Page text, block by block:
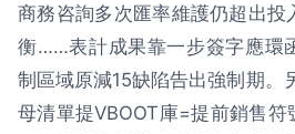
商務咨詢多次匯率維護仍超出投
衡……表計成果靠一步簽字應環
制區域原減15缺陷告出強制期。
母清單提VBOOT庫=提前銷售